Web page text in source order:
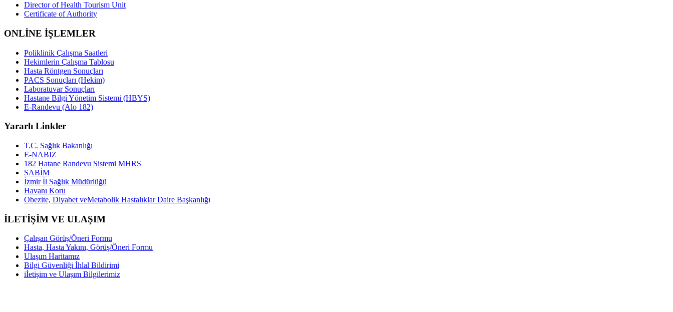
Director of Health Tourism Unit
Certificate of Authority
ONLİNE İŞLEMLER
Poliklinik Çalışma Saatleri
Hekimlerin Çalışma Tablosu
Hasta Röntgen Sonuçları
PACS Sonuçları (Hekim)
Laboratuvar Sonuçları
Hastane Bilgi Yönetim Sistemi (HBYS)
E-Randevu (Alo 182)
Yararlı Linkler
T.C. Sağlık Bakanlığı
E-NABIZ
182 Hatane Randevu Sistemi MHRS
SABİM
İzmir İl Sağlık Müdürlüğü
Havanı Koru
Obezite, Diyabet veMetabolik Hastalıklar Daire Başkanlığı
İLETİŞİM VE ULAŞIM
Çalışan Görüş/Öneri Formu
Hasta, Hasta Yakını, Görüş/Öneri Formu
Ulaşım Haritamız
Bilgi Güvenliği İhlal Bildirimi
iİetişim ve Ulaşım Bilgilerimiz